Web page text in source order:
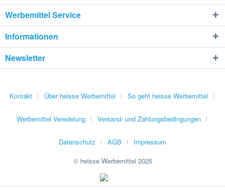
Werbemittel Service
Informationen
Newsletter
Kontakt Über heisse Werbemittel So geht heisse Werbemittel
Werbemittel Veredelung Versand- und Zahlungsbedingungen
Datenschutz AGB
Impressum
© heisse Werbemittel 2025